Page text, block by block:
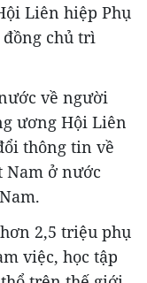
Liên hiệp Phụ
chủ trì
về người
ương Hội Liên
thông tin về
ở nước
2,5 triệu phụ
việc, học tập